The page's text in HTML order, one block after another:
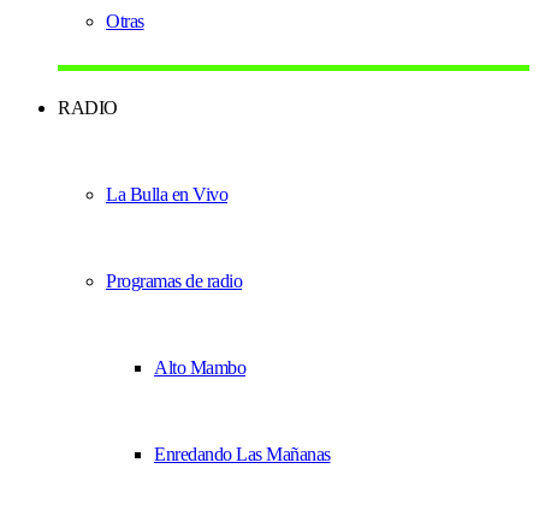
Otras
RADIO
La Bulla en Vivo
Programas de radio
Alto Mambo
Enredando Las Mañanas